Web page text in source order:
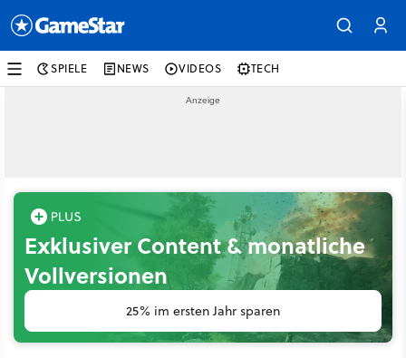
SPIELE NEWS VIDEOS TECH
Exklusiver Content & monatliche
Vollversionen
25% im ersten Jahr sparen